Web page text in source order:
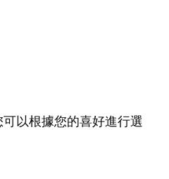
以根據您的喜好進行選